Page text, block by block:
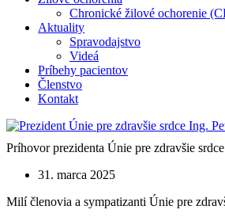
Chronické žilové ochorenie
Aktuality
Spravodajstvo
Videá
Príbehy pacientov
Členstvo
Kontakt
Príhovor prezidenta Únie pre zdravšie
31. marca 2025
Milí členovia a sympatizanti Únie pre